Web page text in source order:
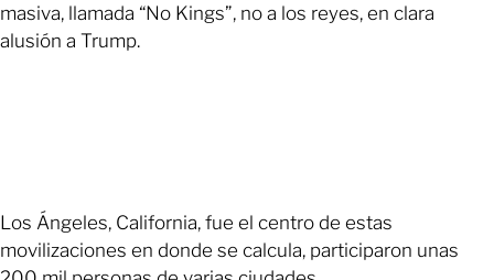
masiva, llamada “No Kings”, no a los reyes, en clara
alusión a Trump.
Los Ángeles, California, fue el centro de estas
movilizaciones en donde se calcula, participaron unas